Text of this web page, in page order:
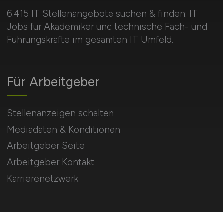
6.415 IT Stellenangebote suchen & finden: IT
Jobs für Akademiker und technische Fach- und
Führungskräfte im gesamten IT Umfeld.
Für Arbeitgeber
Stellenanzeigen schalten
Mediadaten & Konditionen
Arbeitgeber Seite
Arbeitgeber Kontakt
Karrierenetzwerk